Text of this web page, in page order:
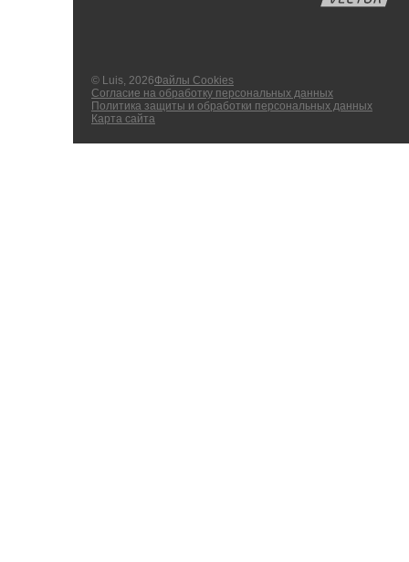
© Luis, 2026Файлы Cookies
Согласие на обработку персональных данных
Политика защиты и обработки персональных данных
Карта сайта